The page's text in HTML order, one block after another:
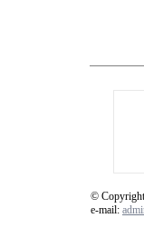
©
e-mail: